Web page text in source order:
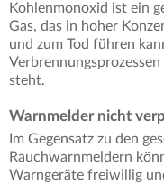
Kohlenmonoxid ist ein
Gas, das in hoher
und zum Tod führen
steht.
Warnmelder nicht
Im Gegensatz zu den
Rauchwarnmeldern
Warngeräte freiwillig